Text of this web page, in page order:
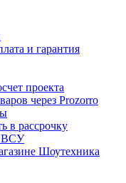
и гарантия
проекта
через Prozorro
в рассрочку
ВСУ
Шоутехника